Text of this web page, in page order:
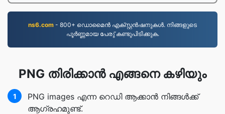
ns6.com - 800+ ഡൊമൈന്‍ എക്സ്റ്റന്‍ഷനുകള്‍. നിങ്ങളുടെ
പൂര്‍ണ്ണമായ പേരു് കണ്ടുപിടിക്കുക.
PNG തിരിക്കാന്‍ എങ്ങനെ കഴിയും
1
PNG images എന്ന റെഡി ആക്കാന്‍ നിങ്ങള്‍ക്ക്
ആഗ്രഹമുണ്ട്.